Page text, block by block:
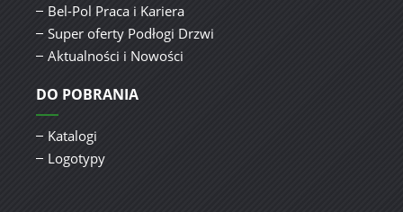
Bel-Pol Praca i Kariera
Super oferty Podłogi Drzwi
Aktualności i Nowości
DO POBRANIA
Katalogi
Logotypy